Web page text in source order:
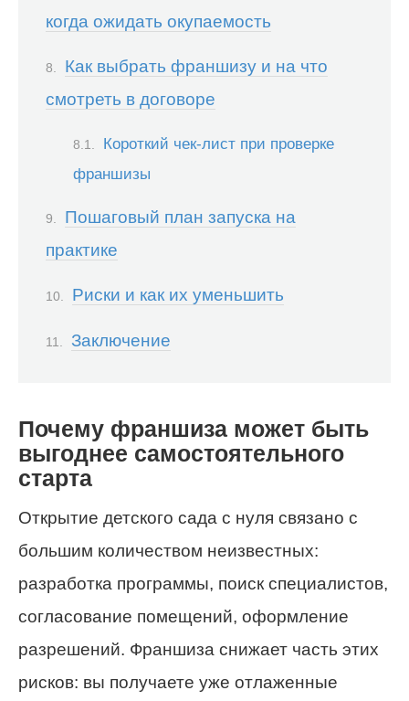
когда ожидать окупаемость
Как выбрать франшизу и на что
смотреть в договоре
Короткий чек-лист при проверке
франшизы
Пошаговый план запуска на
практике
Риски и как их уменьшить
Заключение
Почему франшиза может быть
выгоднее самостоятельного
старта
Открытие детского сада с нуля связано с
большим количеством неизвестных:
разработка программы, поиск специалистов,
согласование помещений, оформление
разрешений. Франшиза снижает часть этих
рисков: вы получаете уже отлаженные